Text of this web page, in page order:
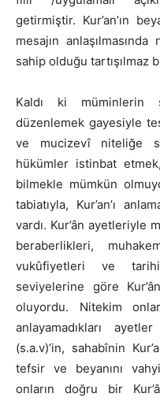
getirmiştir. Kur’an’ın
mesajın
sahip olduğu tartışılmaz
Kaldı ki müminlerin
düzenlemek gayesiyle
ve mucizevî niteliğe
hükümler istinbat
bilmekle mümkün
tabiatıyla, Kur’an’ı
vardı. Kur’ân ayetleriyle
beraberlikleri,
vukûfiyetleri ve
seviyelerine göre
oluyordu. Nitekim
anlayamadıkları
(s.a.v)’in, sahabînin
tefsir ve beyanını
onların doğru bir